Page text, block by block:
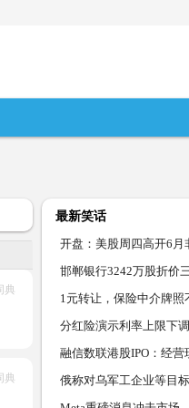
典
典
最新笑话
开盘：美股周四高开6月
邯郸银行3242万股折价
1元转让，保险中介牌照
分红险演示利率上限下
融信数联港股IPO：经
现金储备
俄称对乌军工企业等目